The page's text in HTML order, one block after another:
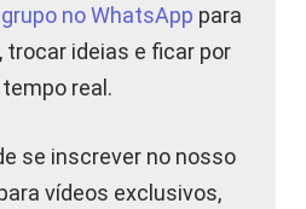
grupo no WhatsApp para
trocar ideias e ficar por
real.
se inscrever no nosso
vídeos exclusivos,